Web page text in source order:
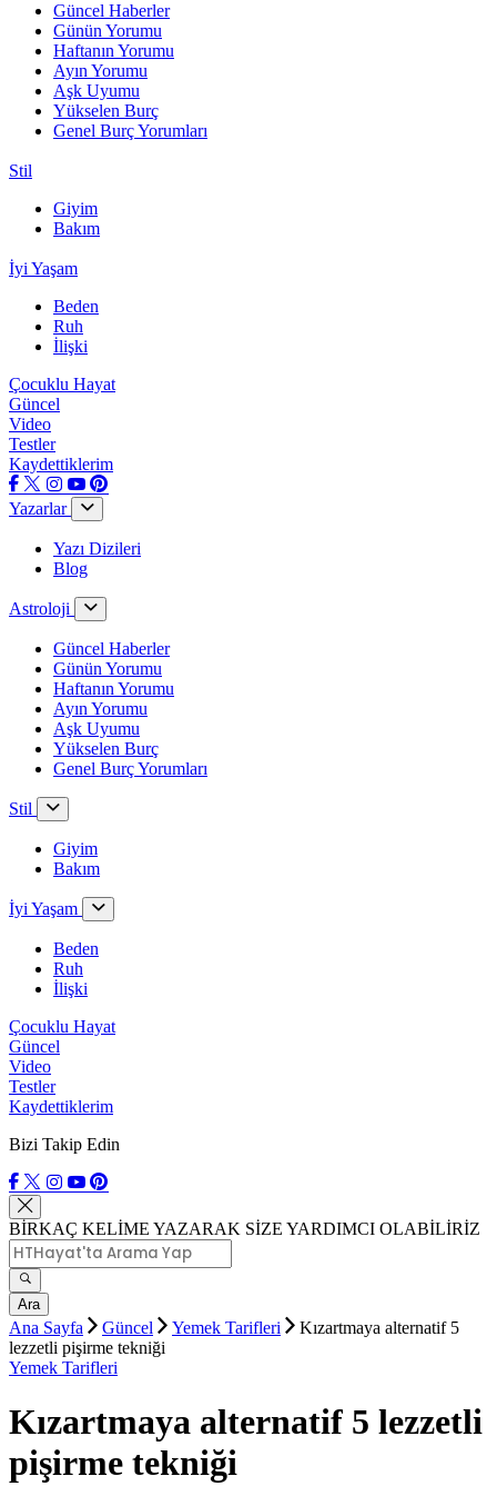
Güncel Haberler
Günün Yorumu
Haftanın Yorumu
Ayın Yorumu
Aşk Uyumu
Yükselen Burç
Genel Burç Yorumları
Stil
Giyim
Bakım
İyi Yaşam
Beden
Ruh
İlişki
Çocuklu Hayat
Güncel
Video
Testler
Kaydettiklerim
Yazarlar
Yazı Dizileri
Blog
Astroloji
Güncel Haberler
Günün Yorumu
Haftanın Yorumu
Ayın Yorumu
Aşk Uyumu
Yükselen Burç
Genel Burç Yorumları
Stil
Giyim
Bakım
İyi Yaşam
Beden
Ruh
İlişki
Çocuklu Hayat
Güncel
Video
Testler
Kaydettiklerim
Bizi Takip Edin
BİRKAÇ KELİME YAZARAK SİZE YARDIMCI OLABİLİRİZ
Ara
Ana Sayfa Güncel Yemek Tarifleri
Kızartmaya alternatif 5
lezzetli pişirme tekniği
Yemek Tarifleri
Kızartmaya alternatif 5 lezzetli
pişirme tekniği